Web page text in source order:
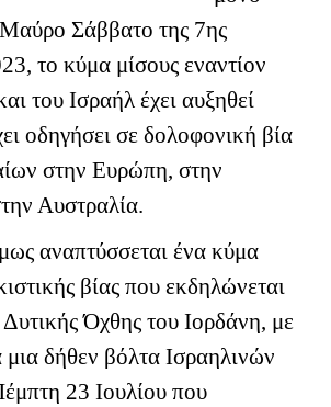
Μαύρο Σάββατο της 7ης
το κύμα μίσους εναντίον
του Ισραήλ έχει αυξηθεί
οδηγήσει σε δολοφονική βία
στην Ευρώπη, στην
Αυστραλία.
αναπτύσσεται ένα κύμα
βίας που εκδηλώνεται
Όχθης του Ιορδάνη, με
δήθεν βόλτα Ισραηλινών
23 Ιουλίου που